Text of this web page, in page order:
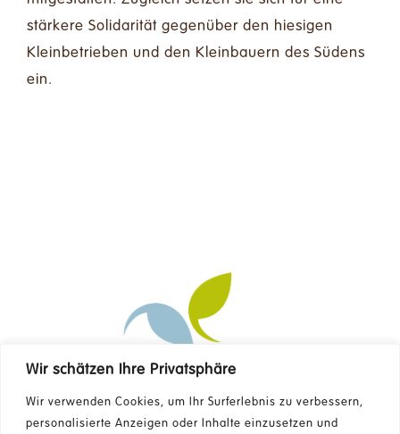
Wir schätzen Ihre Privatsphäre
Wir verwenden Cookies, um Ihr Surferlebnis zu verbessern,
personalisierte Anzeigen oder Inhalte einzusetzen und
stärkere Solidarität gegenüber den hiesigen
Kleinbetrieben und den Kleinbauern des Südens
ein.
Kontakt